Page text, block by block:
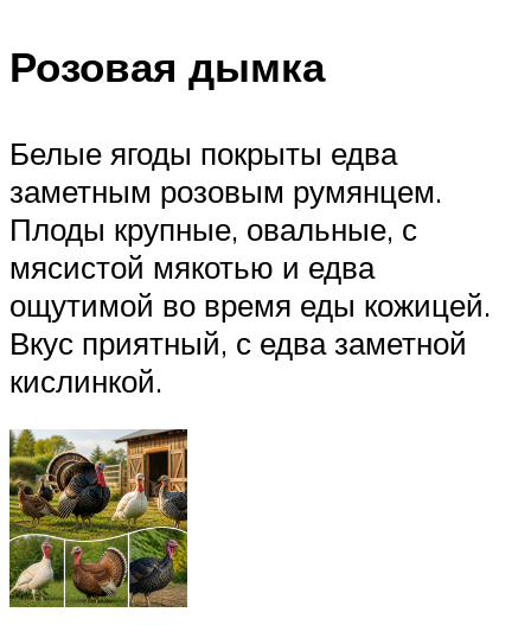
Розовая дымка
Белые ягоды покрыты едва
заметным розовым румянцем.
Плоды крупные, овальные, с
мясистой мякотью и едва
ощутимой во время еды кожицей.
Вкус приятный, с едва заметной
кислинкой.